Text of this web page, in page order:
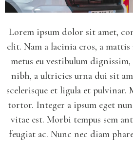
Lorem ipsum dolor sit amet,
elit. Nam a lacinia eros, a mattis
metus eu vestibulum
nibh, a ultricies urna dui sit
scelerisque et ligula et
tortor. Integer a ipsum eget
vitae est. Morbi tempus sem
feugiat ac. Nunc nec diam